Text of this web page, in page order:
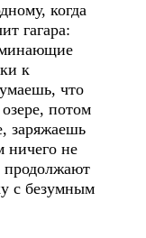
когда
гагара:
к
что
потом
заряжаешь
ничего не
продолжают
с безумным